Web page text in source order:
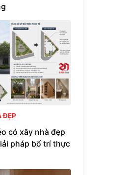
ĐẸP
có xây nhà đẹp
pháp bố trí thực